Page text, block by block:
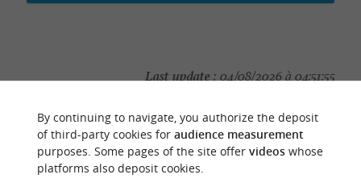
Last update :04/08/2026 à 04:51:55
Cirkwi | Haute-Garonne Tourisme
Photo credit :Club Photo de Fronton
By continuing to navigate, you authorize the deposit
of third-party cookies for audience measurement
purposes. Some pages of the site offer videoswhose
platforms also deposit cookies.